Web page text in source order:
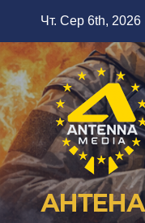
вмісту
Чт. Сер 6th, 2026
АНТЕНА